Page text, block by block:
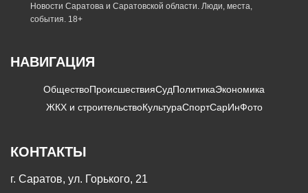
Новости Саратова и Саратовской области. Люди, места,
события. 18+
НАВИГАЦИЯ
ОбществоПроисшествияСудПолитикаЭкономика
ЖКХ и строительствоКультураСпортСарИнФото
КОНТАКТЫ
г. Саратов, ул. Горького, 21